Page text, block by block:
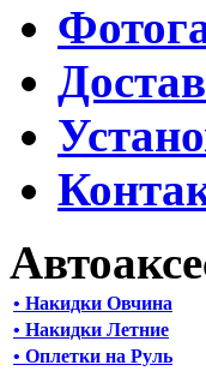
• Накидки Овчина
• Накидки Летние
• Оплетки на Руль